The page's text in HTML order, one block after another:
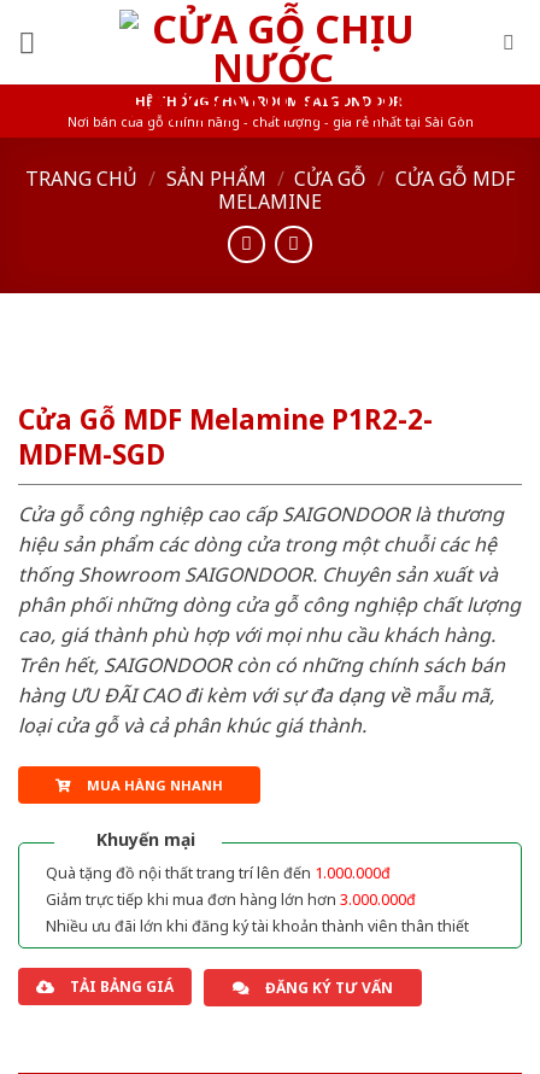
HỆ THỐNG SHOWROOM SAIGONDOOR
Nơi bán cửa gỗ chính hãng - chất lượng - giá rẻ nhất tại Sài Gòn
TRANG CHỦ / SẢN PHẨM / CỬA GỖ / CỬA GỖ MDF
MELAMINE
Cửa Gỗ MDF Melamine P1R2-2-
MDFM-SGD
Cửa gỗ công nghiệp cao cấp SAIGONDOOR là thương
hiệu sản phẩm các dòng cửa trong một chuỗi các hệ
thống Showroom SAIGONDOOR. Chuyên sản xuất và
phân phối những dòng cửa gỗ công nghiệp chất lượng
cao, giá thành phù hợp với mọi nhu cầu khách hàng.
Trên hết, SAIGONDOOR còn có những chính sách bán
hàng ƯU ĐÃI CAO đi kèm với sự đa dạng về mẫu mã,
loại cửa gỗ và cả phân khúc giá thành.
MUA HÀNG NHANH
Khuyến mại
Quà tặng đồ nội thất trang trí lên đến 1.000.000đ
Giảm trực tiếp khi mua đơn hàng lớn hơn 3.000.000đ
Nhiều ưu đãi lớn khi đăng ký tài khoản thành viên thân thiết
TẢI BẢNG GIÁ ĐĂNG KÝ TƯ VẤN